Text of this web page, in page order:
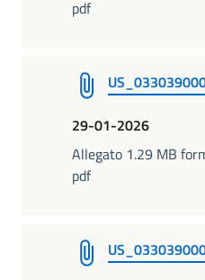
pdf
29-01-2026
Allegato 1.29 MB
pdf